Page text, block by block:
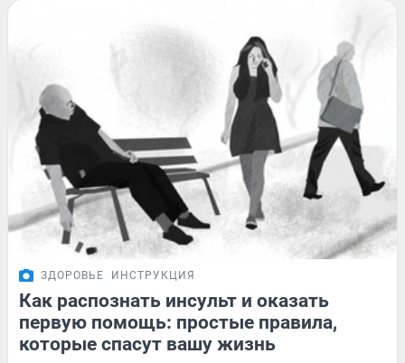
ЗДОРОВЬЕ ИНСТРУКЦИЯ
Как распознать инсульт и оказать
первую помощь: простые правила,
которые спасут вашу жизнь